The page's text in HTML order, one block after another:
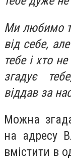
Ми любимо
від себе,
тебе і хто
згадує
віддав за
Можна
на адресу
вмістити в